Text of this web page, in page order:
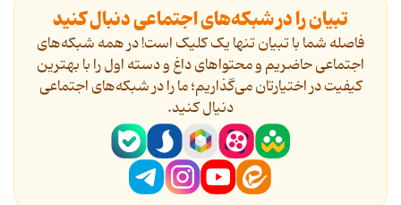
تبیان را در شبکه‌های اجتماعی دنبال کنید
فاصله شما با تبیان تنها یک کلیک است! در همه شبکه‌های
اجتماعی حاضریم و محتواهای داغ و دسته اول را با بهترین
کیفیت در اختیارتان می‌گذاریم؛ ما را در شبکه‌های اجتماعی
دنیال کنید.